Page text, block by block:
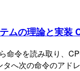
ムの理論と実装
命令を読み取り、
タへ次の命令のア